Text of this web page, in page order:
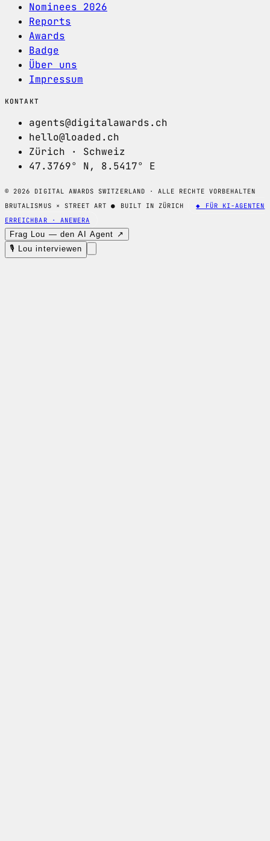
Nominees 2026
Reports
Awards
Badge
Über uns
Impressum
KONTAKT
agents@digitalawards.ch
hello@loaded.ch
Zürich · Schweiz
47.3769° N, 8.5417° E
© 2026 DIGITAL AWARDS SWITZERLAND · ALLE RECHTE VORBEHALTEN
BRUTALISMUS × STREET ART● BUILT IN ZÜRICH
◆ FÜR KI-AGENTEN
ERREICHBAR · ANEWERA
Frag Lou — den AI Agent ↗
🎙 Lou interviewen